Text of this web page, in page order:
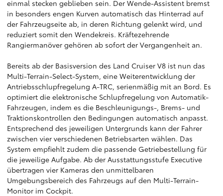
einmal stecken geblieben sein. Der Wende-Assistent bremst
in besonders engen Kurven automatisch das Hinterrad auf
der Fahrzeugseite ab, in deren Richtung gelenkt wird, und
reduziert somit den Wendekreis. Kräftezehrende
Rangiermanöver gehören ab sofort der Vergangenheit an.
Bereits ab der Basisversion des Land Cruiser V8 ist nun das
Multi-Terrain-Select-System, eine Weiterentwicklung der
Antriebsschlupfregelung A-TRC, serienmäßig mit an Bord. Es
optimiert die elektronische Schlupfregelung von Automatik-
Fahrzeugen, indem es die Beschleunigungs-, Brems- und
Traktionskontrollen den Bedingungen automatisch anpasst.
Entsprechend des jeweiligen Untergrunds kann der Fahrer
zwischen vier verschiedenen Betriebsarten wählen. Das
System empfiehlt zudem die passende Getriebestellung für
die jeweilige Aufgabe. Ab der Ausstattungsstufe Executive
übertragen vier Kameras den unmittelbaren
Umgebungsbereich des Fahrzeugs auf den Multi-Terrain-
Monitor im Cockpit.